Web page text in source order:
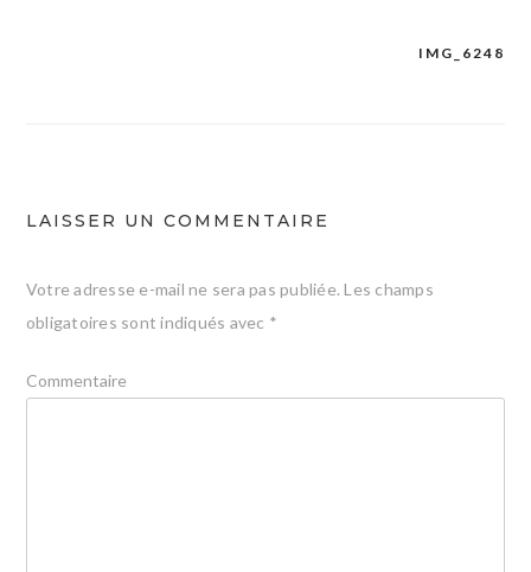
IMG_6248
LAISSER UN COMMENTAIRE
Votre adresse e-mail ne sera pas publiée. Les champs
obligatoires sont indiqués avec *
Commentaire